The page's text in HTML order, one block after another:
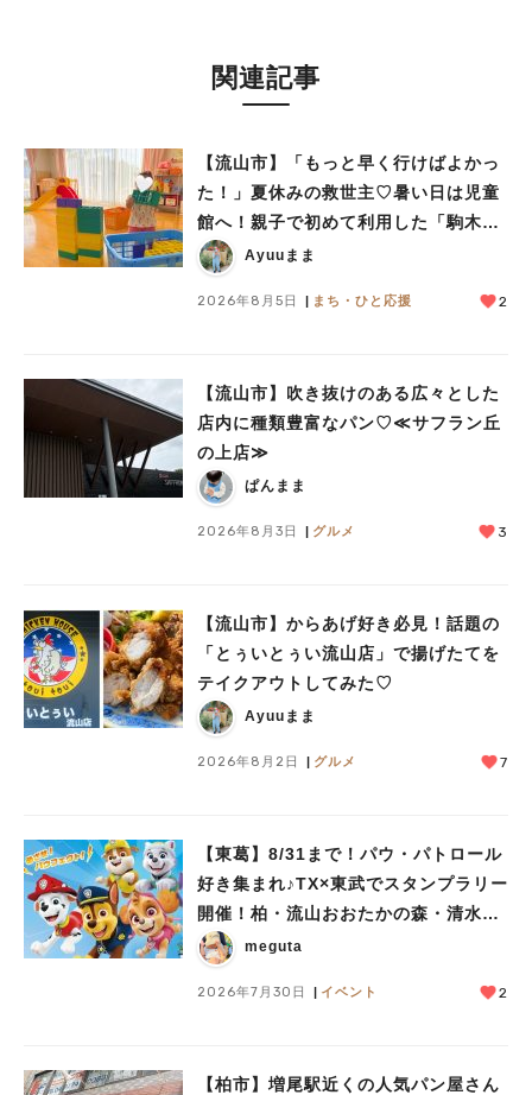
関連記事
【流山市】「もっと早く行けばよかっ
た！」夏休みの救世主♡暑い日は児童
館へ！親子で初めて利用した「駒木台
児童館」レポート
Ayuuまま
2026年8月5日 まち・ひと応援 2
【流山市】吹き抜けのある広々とした
店内に種類豊富なパン♡≪サフラン丘
の上店≫
ぱんまま
2026年8月3日 グルメ 3
【流山市】からあげ好き必見！話題の
「とぅいとぅい流山店」で揚げたてを
テイクアウトしてみた♡
Ayuuまま
2026年8月2日 グルメ 7
【東葛】8/31まで！パウ・パトロール
好き集まれ♪TX×東武でスタンプラリー
開催！柏・流山おおたかの森・清水公
園など10駅を巡ろう
meguta
2026年7月30日 イベント 2
【柏市】増尾駅近くの人気パン屋さん
#イベント#公園#教えたい／教えて投稿記事
#教えたい/こんなの見つけた